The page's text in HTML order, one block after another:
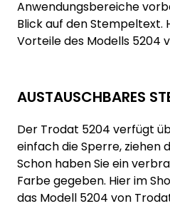
Anwendungsbereiche
Blick auf den Stempeltext.
Vorteile des Modells 5204
AUSTAUSCHBARES
Der Trodat 5204 verfügt
einfach die Sperre, ziehen
Schon haben Sie ein
Farbe gegeben. Hier im
das Modell 5204 von